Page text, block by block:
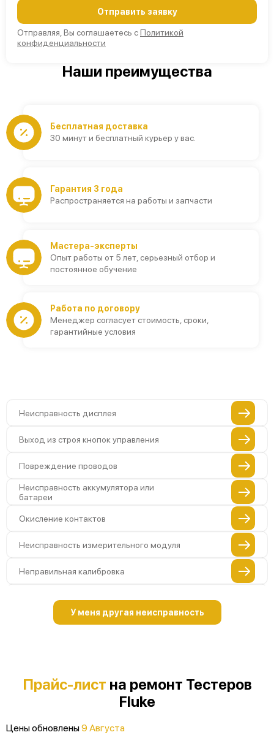
Отправить заявку
Отправляя, Вы соглашаетесь сПолитикой
конфиденциальности
Наши преимущества
Бесплатная доставка
30 минут и бесплатный курьер у вас.
Гарантия 3 года
Распространяется на работы и запчасти
Мастера-эксперты
Опыт работы от 5 лет, серьезный отбор и
постоянное обучение
Работа по договору
Менеджер согласует стоимость, сроки,
гарантийные условия
Неисправность дисплея
Выход из строя кнопок управления
Повреждение проводов
Неисправность аккумулятора или
батареи
Окисление контактов
Неисправность измерительного модуля
Неправильная калибровка
Неисправность датчика напряжения
Поломка переключателя диапазонов
Повреждение магнитного сердечника
Неисправность индикатора
У меня другая неисправность
Прайс-лист на ремонт Тестеров
Fluke
Цены обновлены9 Августа